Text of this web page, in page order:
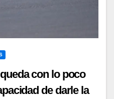
con lo poco
de darle la